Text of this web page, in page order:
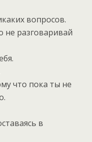
вопросов.
не разговаривай
что пока ты не
в